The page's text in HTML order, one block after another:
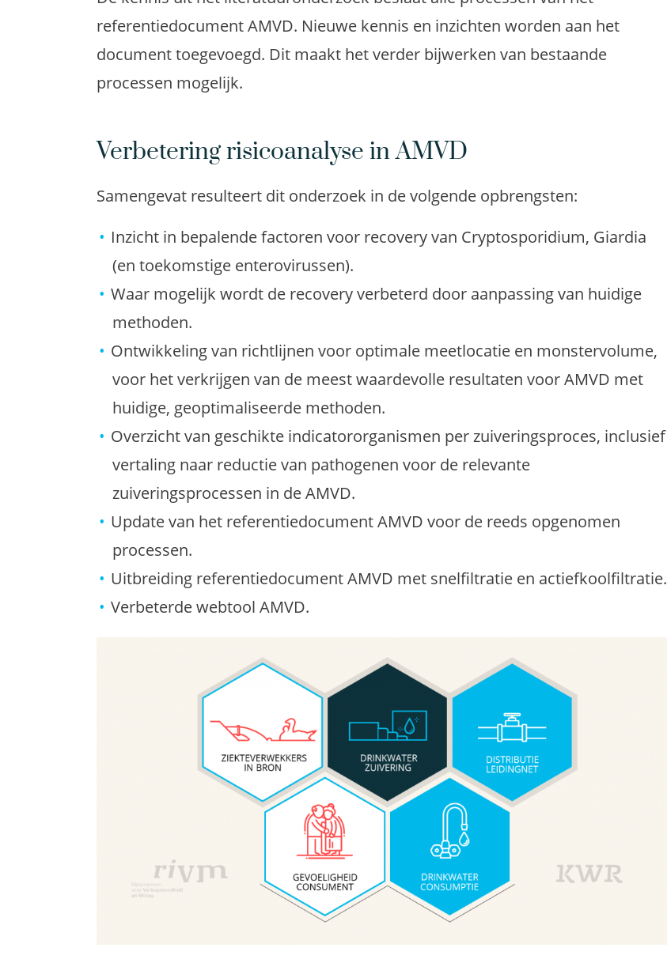
referentiedocument AMVD. Nieuwe kennis en inzichten worden aan het
document toegevoegd. Dit maakt het verder bijwerken van bestaande
processen mogelijk.
Verbetering risicoanalyse in AMVD
Samengevat resulteert dit onderzoek in de volgende opbrengsten:
Inzicht in bepalende factoren voor recovery van Cryptosporidium, Giardia
(en toekomstige enterovirussen).
Waar mogelijk wordt de recovery verbeterd door aanpassing van huidige
methoden.
Ontwikkeling van richtlijnen voor optimale meetlocatie en monstervolume,
voor het verkrijgen van de meest waardevolle resultaten voor AMVD met
huidige, geoptimaliseerde methoden.
Overzicht van geschikte indicatororganismen per zuiveringsproces, inclusief
vertaling naar reductie van pathogenen voor de relevante
zuiveringsprocessen in de AMVD.
Update van het referentiedocument AMVD voor de reeds opgenomen
processen.
Uitbreiding referentiedocument AMVD met snelfiltratie en actiefkoolfiltratie.
Verbeterde webtool AMVD.